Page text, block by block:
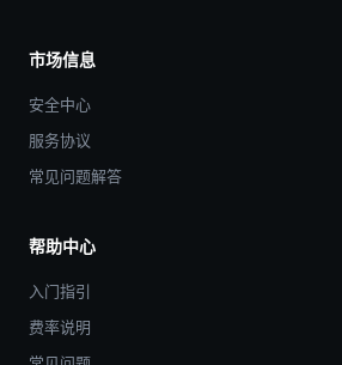
市场信息
安全中心
服务协议
常见问题解答
帮助中心
入门指引
费率说明